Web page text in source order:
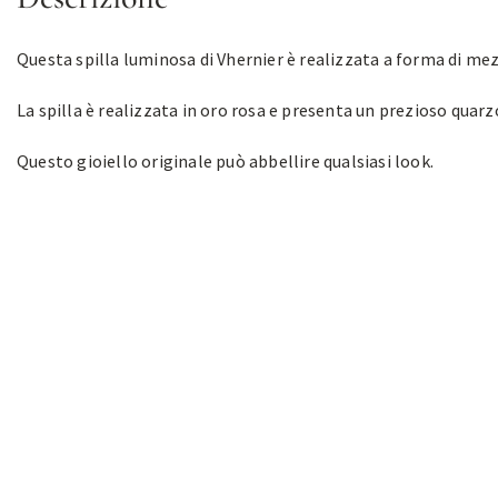
Questa spilla luminosa di Vhernier è realizzata a forma di
La spilla è realizzata in oro rosa e presenta un prezioso
Questo gioiello originale può abbellire qualsiasi look.